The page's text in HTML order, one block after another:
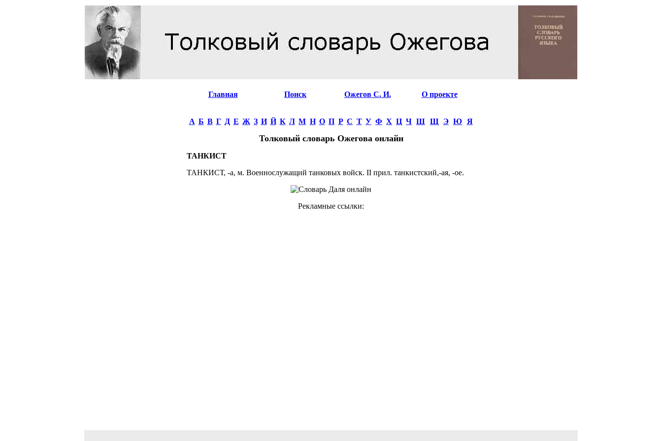
Главная Поиск Ожегов С. И. О проекте
А Б В Г Д Е Ж З И Й К Л М Н О П Р С Т У Ф Х Ц Ч Ш Щ Э Ю Я
Толковый словарь Ожегова онлайн
ТАНКИСТ
ТАНКИСТ, -а, м. Военнослужащий танковых войск. II прил. танкистский,-ая, -ое.
Рекламные ссылки: